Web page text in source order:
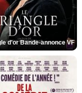
d'or Bande-annonce VF